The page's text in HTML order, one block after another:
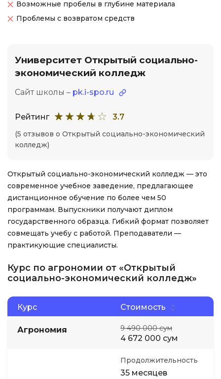
Возможные пробелы в глубине материала
Проблемы с возвратом средств
Университет Открытый социально-
экономический колледж
Сайт школы – pk.i-spo.ru
Рейтинг 3.7
(5 отзывов о Открытый социально-экономический
колледж)
Открытый социально-экономический колледж — это
современное учебное заведение, предлагающее
дистанционное обучение по более чем 50
программам. Выпускники получают диплом
государственного образца. Гибкий формат позволяет
совмещать учебу с работой. Преподаватели —
практикующие специалисты.
Курс по агрономии от «Открытый
социально-экономический колледж»
Курс Стоимость
Агрономия 9 490 000 сум
4 672 000 сум
Продолжительность
35 месяцев